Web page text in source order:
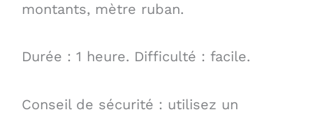
montants, mètre ruban.
Durée : 1 heure. Difficulté : facile.
Conseil de sécurité : utilisez un